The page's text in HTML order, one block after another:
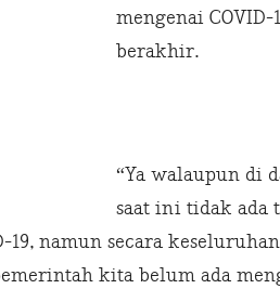
mengenai
berakhir.
“Ya walaupun di
saat ini tidak ada
namun secara
kita belum ada